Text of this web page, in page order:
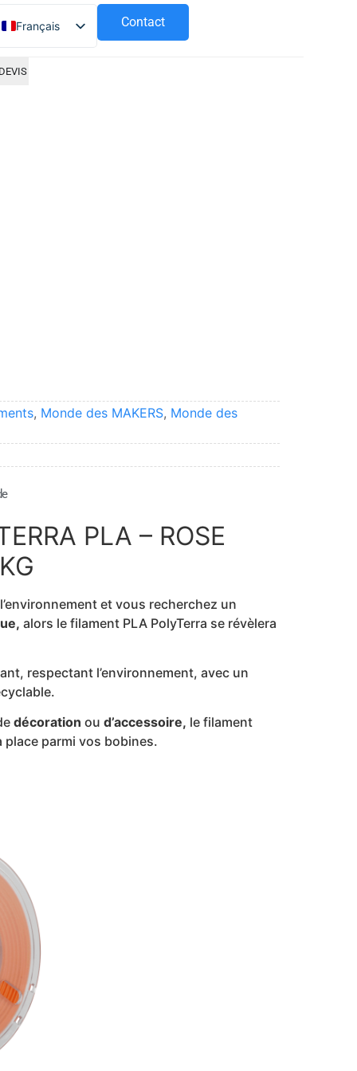
Français
Español
Contact
, Monde des MAKERS, Monde des
PLA – ROSE
et vous recherchez un
alors le filament PLA PolyTerra se révèlera
respectant l’environnement, avec un
décoration oud’accessoire, le filament
place parmi vos bobines.